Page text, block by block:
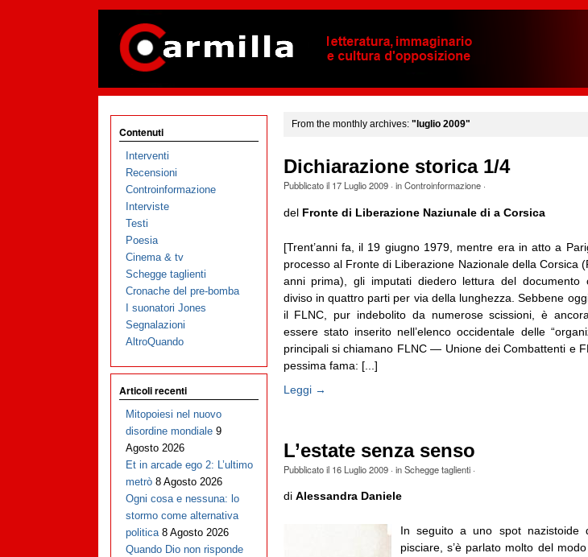
From the monthly archives: "luglio 2009"
Dichiarazione storica 1/4
Pubblicato il 17 Luglio 2009· inControinformazione·
del Fronte di Liberazione Naziunale di a Corsica
[Trent’anni fa, il 19 giugno 1979, mentre era in atto a
processo al Fronte di Liberazione Nazionale della Corsica
anni prima), gli imputati diedero lettura del documento
diviso in quattro parti per via della lunghezza. Sebbene
il FLNC, pur indebolito da numerose scissioni, è
essere stato inserito nell’elenco occidentale delle
principali si chiamano FLNC — Unione dei Combattenti e
pessima fama: [...]
Leggi →
L’estate senza senso
Pubblicato il 16 Luglio 2009· inSchegge taglienti·
di Alessandra Daniele
In seguito a uno spot nazistoide
pisciare, s’è parlato molto del
Contenuti
Interventi
Recensioni
Controinformazione
Interviste
Testi
Poesia
Cinema & tv
Schegge taglienti
Cronache del pre-bomba
I suonatori Jones
Segnalazioni
AltroQuando
Articoli recenti
Mitopoiesi nel nuovo
disordine mondiale 9
Agosto 2026
Et in arcade ego 2: L’ultimo
metrò 8 Agosto 2026
Ogni cosa e nessuna: lo
stormo come alternativa
politica 8 Agosto 2026
Quando Dio non risponde